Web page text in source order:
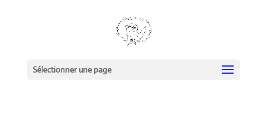
Sélectionner une page